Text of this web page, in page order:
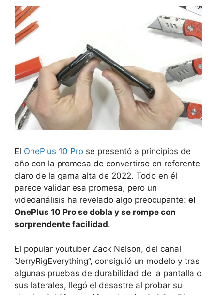
El OnePlus 10 Pro se presentó a principios de
año con la promesa de convertirse en referente
claro de la gama alta de 2022. Todo en él
parece validar esa promesa, pero un
videoanálisis ha revelado algo preocupante: el
OnePlus 10 Pro se dobla y se rompe con
sorprendente facilidad.
El popular youtuber Zack Nelson, del canal
“JerryRigEverything”, consiguió un modelo y tras
algunas pruebas de durabilidad de la pantalla o
sus laterales, llegó el desastre al probar su